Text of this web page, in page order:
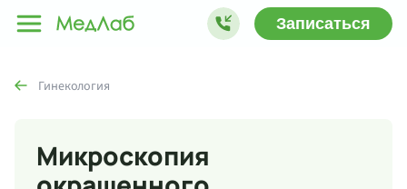
Записаться
Гинекология
Микроскопия